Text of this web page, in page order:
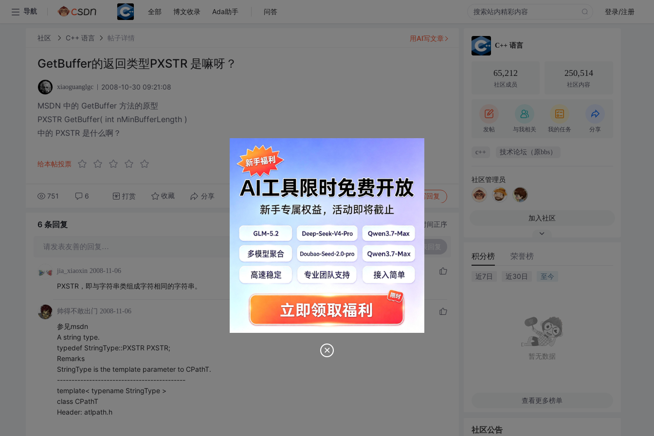
导航 全部 博文收录 Ada助手 问答 登录/注册
社区 C++ 语言 帖子详情
GetBuffer的返回类型PXSTR 是嘛呀？
xiaoguanglgc 2008-10-30 09:21:08
MSDN 中的 GetBuffer 方法的原型
PXSTR GetBuffer( int nMinBufferLength )
中的 PXSTR 是什么啊？
给本帖投票
751 6 打赏 收藏 分享 转发到动态 举报 写回复
用AI写文章
6 条回复 切换为时间正序
请发表友善的回复… 发表回复
jia_xiaoxin 2008-11-06
PXSTR，即与字符串类组成字符相同的字符串。
帅得不敢出门 2008-11-06
参见msdn
A string type.
typedef StringType::PXSTR PXSTR;
Remarks
StringType is the template parameter to CPathT.
--------------------------------------------
template< typename StringType >
class CPathT
Header: atlpath.h
C++ 语言
65,212
社区成员
250,514
社区内容
发帖 与我相关 我的任务 分享
c++ 技术论坛（原bbs）
社区管理员
加入社区
积分榜 荣誉榜
近7日 近30日 至今
暂无数据
查看更多榜单
社区公告